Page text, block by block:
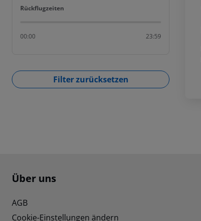
Rückflugzeiten
Rückflugzeiten
00:00 23:59
Filter zurücksetzen
Footer navigation
Über uns
AGB
Cookie-Einstellungen ändern